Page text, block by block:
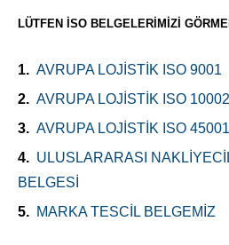
LÜTFEN İSO BELGELERİMİZİ
AVRUPA LOJİSTİK ISO 9001
AVRUPA LOJİSTİK ISO 10002
AVRUPA LOJİSTİK ISO 45001
ULUSLARARASI
BELGESİ
MARKA TESCİL BELGEMİZ